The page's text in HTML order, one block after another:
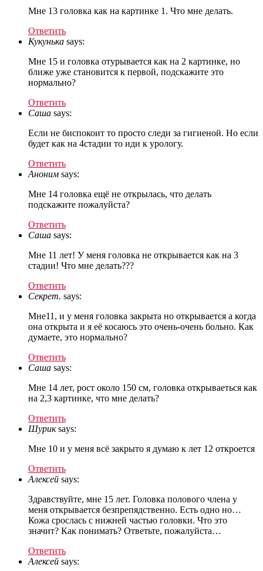
Мне 13 головка как на картинке 1. Что мне делать.
Ответить
Кукунька says:
Мне 15 и головка отурывается как на 2 картинке, но
ближе уже становится к первой, подскажите это
нормально?
Ответить
Саша says:
Если не биспокоит то просто следи за гигиеной. Но если
будет как на 4стадии то иди к урологу.
Ответить
Аноним says:
Мне 14 головка ещё не открылась, что делать
подскажите пожалуйста?
Ответить
Саша says:
Мне 11 лет! У меня головка не открывается как на 3
стадии! Что мне делать???
Ответить
Секрет. says:
Мне11, и у меня головка закрыта но открывается а когда
она открыта и я её косаюсь это очень-очень больно. Как
думаете, это нормально?
Ответить
Саша says:
Мне 14 лет, рост около 150 см, головка открываеться как
на 2,3 картинке, что мне делать?
Ответить
Шурик says:
Мне 10 и у меня всё закрыто я думаю к лет 12 откроется
Ответить
Алексей says:
Здравствуйте, мне 15 лет. Головка полового члена у
меня открывается безпрепядственно. Есть одно но…
Кожа срослась с нижней частью головки. Что это
значит? Как понимать? Ответьте, пожалуйста…
Ответить
Алексей says: